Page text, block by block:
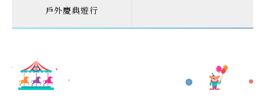
戶外慶典遊行